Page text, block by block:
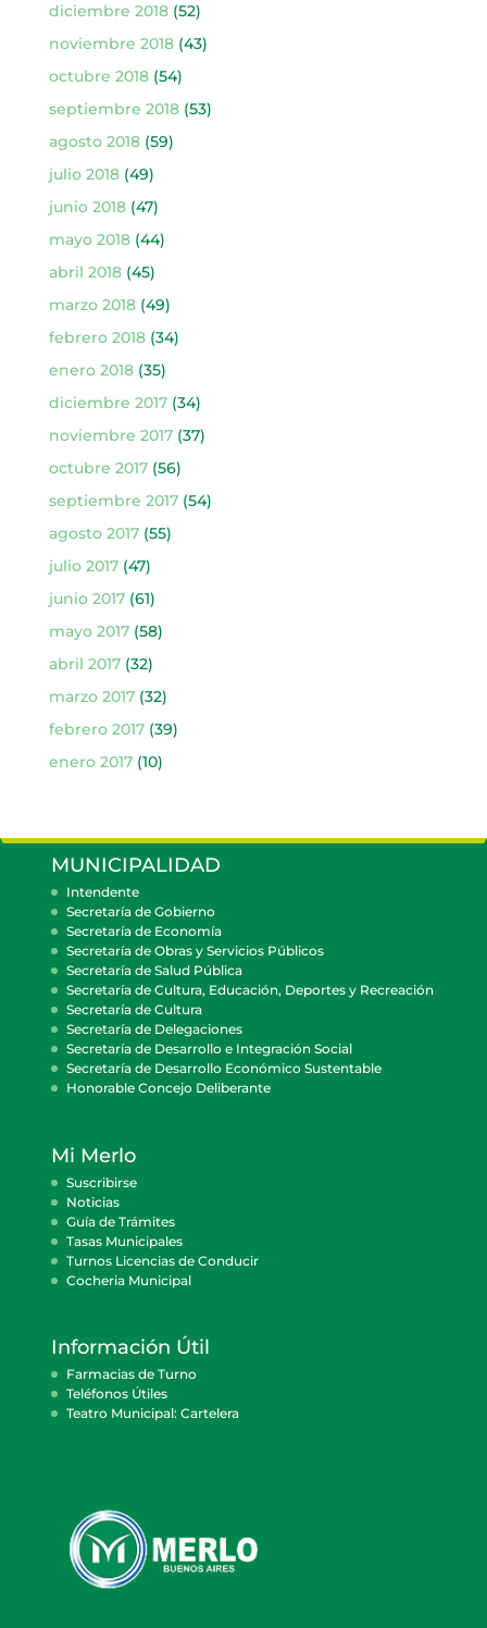
diciembre 2018(52)
noviembre 2018(43)
octubre 2018(54)
septiembre 2018(53)
agosto 2018(59)
julio 2018(49)
junio 2018(47)
mayo 2018(44)
abril 2018(45)
marzo 2018(49)
febrero 2018(34)
enero 2018(35)
diciembre 2017(34)
noviembre 2017(37)
octubre 2017(56)
septiembre 2017(54)
agosto 2017(55)
julio 2017(47)
junio 2017(61)
mayo 2017(58)
abril 2017(32)
marzo 2017(32)
febrero 2017(39)
enero 2017(10)
MUNICIPALIDAD
Intendente
Secretaría de Gobierno
Secretaría de Economía
Secretaría de Obras y Servicios Públicos
Secretaría de Salud Pública
Secretaría de Cultura, Educación, Deportes y Recreación
Secretaría de Cultura
Secretaría de Delegaciones
Secretaría de Desarrollo e Integración Social
Secretaría de Desarrollo Económico Sustentable
Honorable Concejo Deliberante
Mi Merlo
Suscribirse
Noticias
Guía de Trámites
Tasas Municipales
Turnos Licencias de Conducir
Cocheria Municipal
Información Útil
Farmacias de Turno
Teléfonos Útiles
Teatro Municipal: Cartelera